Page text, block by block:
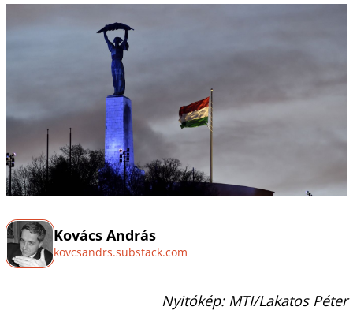
Kovács András
kovcsandrs.substack.com
Nyitókép: MTI/Lakatos Péter